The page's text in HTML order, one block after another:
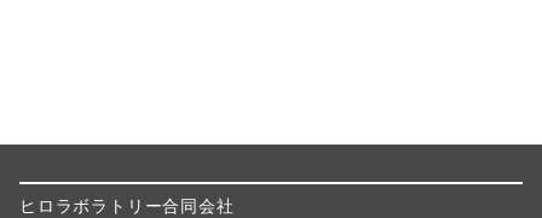
ヒロラボラトリー合同会社